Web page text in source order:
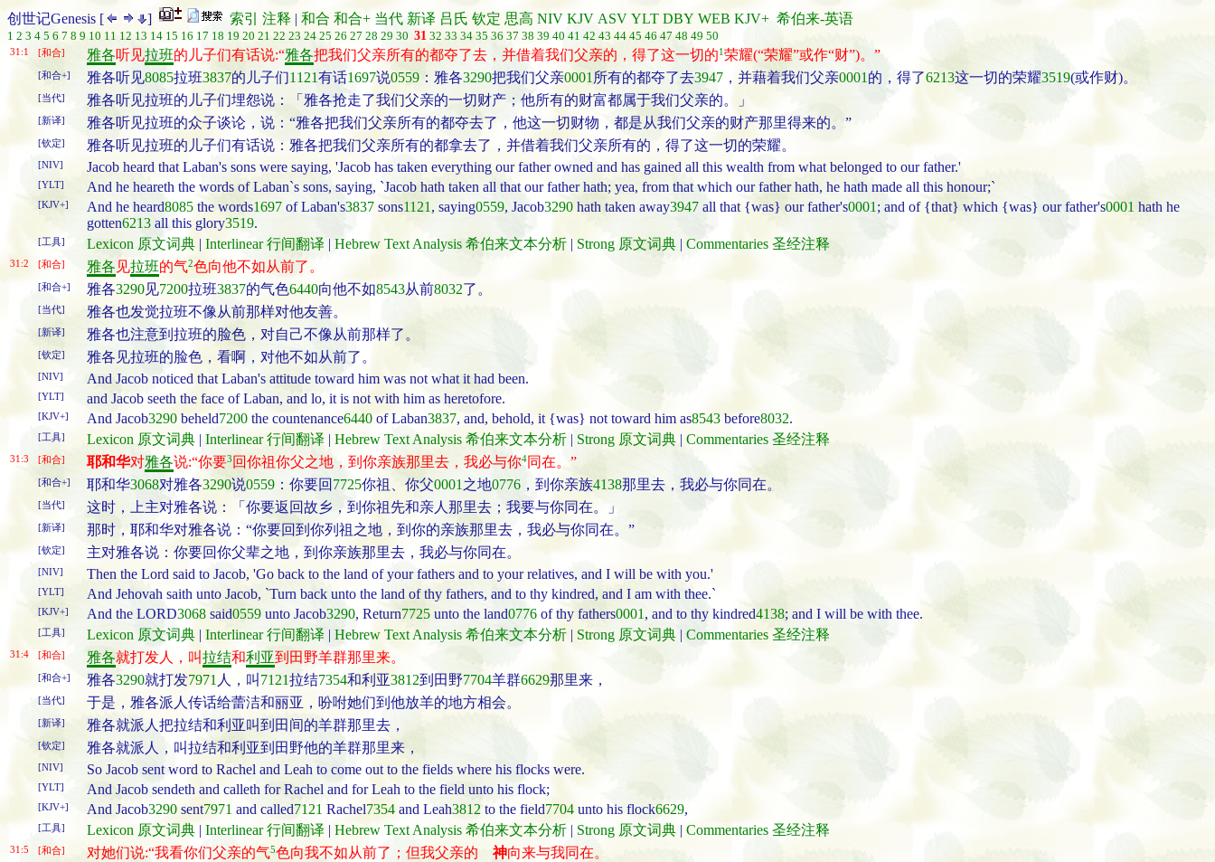
创世记Genesis [ ] 索引 注释 | 和合 和合+ 当代 新译 吕氏 钦定 思高 NIV KJV ASV YLT DBY WEB KJV+ 希伯来-英语
1 2 3 4 5 6 7 8 9 10 11 12 13 14 15 16 17 18 19 20 21 22 23 24 25 26 27 28 29 30 31 32 33 34 35 36 37 38 39 40 41 42 43 44 45 46 47 48 49 50
31:1 [和合] 雅各听见拉班的儿子们有话说:“雅各把我们父亲所有的都夺了去，并借着我们父亲的，得了这一切的1荣耀(“荣耀”或作“财”)。”
[和合+] 雅各听见8085拉班3837的儿子们1121有话1697说0559 ：雅各3290把我们父亲0001 所有的都夺了去3947 ，并藉着我们父亲0001 的，得了6213这一切的荣耀3519(或作财)。
[当代] 雅各听见拉班的儿子们埋怨说：「雅各抢走了我们父亲的一切财产；他所有的财富都属于我们父亲的。」
[新译] 雅各听见拉班的众子谈论，说：“雅各把我们父亲所有的都夺去了，他这一切财物，都是从我们父亲的财产那里得来的。”
[钦定] 雅各听见拉班的儿子们有话说：雅各把我们父亲所有的都拿去了，并借着我们父亲所有的，得了这一切的荣耀。
[NIV] Jacob heard that Laban's sons were saying, 'Jacob has taken everything our father owned and has gained all this wealth from what belonged to our father.'
[YLT] And he heareth the words of Laban`s sons, saying, `Jacob hath taken all that our father hath; yea, from that which our father hath, he hath made all this honour;`
[KJV+] And he heard8085 the words1697 of Laban's3837 sons1121 , saying0559, Jacob3290 hath taken away3947 all that {was} our father's0001 ; and of {that} which {was} our father's0001 hath he
gotten6213 all this glory3519.
[工具] Lexicon 原文词典 | Interlinear 行间翻译 | Hebrew Text Analysis 希伯来文本分析 | Strong 原文词典 | Commentaries 圣经注释
31:2 [和合] 雅各 见拉班的气2色向他不如从前了。
[和合+] 雅各3290见7200拉班3837的气色6440向他不如8543从前8032了。
[当代] 雅各也发觉拉班不像从前那样对他友善。
[新译] 雅各也注意到拉班的脸色，对自己不像从前那样了。
[钦定] 雅各见拉班的脸色，看啊，对他不如从前了。
[NIV] And Jacob noticed that Laban's attitude toward him was not what it had been.
[YLT] and Jacob seeth the face of Laban, and lo, it is not with him as heretofore.
[KJV+] And Jacob3290 beheld7200 the countenance6440 of Laban3837, and, behold, it {was} not toward him as8543 before8032.
[工具] Lexicon 原文词典 | Interlinear 行间翻译 | Hebrew Text Analysis 希伯来文本分析 | Strong 原文词典 | Commentaries 圣经注释
31:3 [和合] 耶和华对雅各说:“你要3 回你祖你父之地，到你亲族那里去，我必与你4同在。”
[和合+] 耶和华3068对雅各3290说0559 ：你要回 7725你祖、你父0001 之地0776 ，到你亲族4138那里去，我必与你同在。
[当代] 这时，上主对雅各说：「你要返回故乡，到你祖先和亲人那里去；我要与你同在。」
[新译] 那时，耶和华对雅各说：“你要回到你列祖之地，到你的亲族那里去，我必与你同在。”
[钦定] 主对雅各说：你要回你父辈之地，到你亲族那里去，我必与你同在。
[NIV] Then the Lord said to Jacob, 'Go back to the land of your fathers and to your relatives, and I will be with you.'
[YLT] And Jehovah saith unto Jacob, `Turn back unto the land of thy fathers, and to thy kindred, and I am with thee.`
[KJV+] And the LORD3068 said0559 unto Jacob3290, Return7725 unto the land0776 of thy fathers0001 , and to thy kindred4138; and I will be with thee.
[工具] Lexicon 原文词典 | Interlinear 行间翻译 | Hebrew Text Analysis 希伯来文本分析 | Strong 原文词典 | Commentaries 圣经注释
31:4 [和合] 雅各就打发人，叫拉结和利亚到田野羊群那里来。
[和合+] 雅各3290就打发7971 人，叫 7121拉结7354和利亚3812到田野7704羊群6629那里来，
[当代] 于是，雅各派人传话给蕾洁和丽亚，吩咐她们到他放羊的地方相会。
[新译] 雅各就派人把拉结和利亚叫到田间的羊群那里去，
[钦定] 雅各就派人，叫拉结和利亚到田野他的羊群那里来，
[NIV] So Jacob sent word to Rachel and Leah to come out to the fields where his flocks were.
[YLT] And Jacob sendeth and calleth for Rachel and for Leah to the field unto his flock;
[KJV+] And Jacob3290 sent7971 and called7121 Rachel7354 and Leah3812 to the field7704 unto his flock6629,
[工具] Lexicon 原文词典 | Interlinear 行间翻译 | Hebrew Text Analysis 希伯来文本分析 | Strong 原文词典 | Commentaries 圣经注释
31:5 [和合] 对她们说:“我看你们父亲的气5色向我不如从前了；但我父亲的 神向来与我同在。